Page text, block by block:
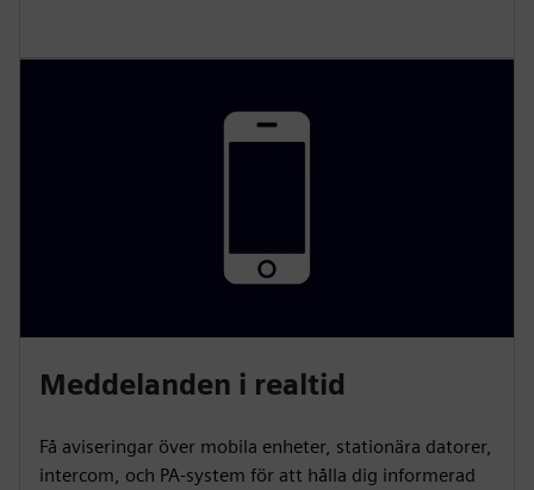
Meddelanden i realtid
Få aviseringar över mobila enheter, stationära datorer,
intercom, och PA-system för att hålla dig informerad